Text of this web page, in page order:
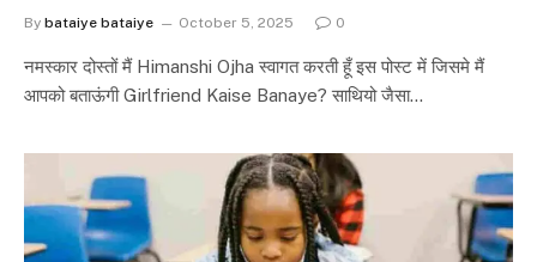
By bataiye bataiye October 5, 2025 0
नमस्कार दोस्तों मैं Himanshi Ojha स्वागत करती हूँ इस पोस्ट में जिसमे मैं
आपको बताऊंगी Girlfriend Kaise Banaye? साथियो जैसा…